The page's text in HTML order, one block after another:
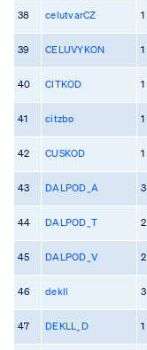
38 celutvarCZ 1
39 CELUVYKON 1
40 CITKOD 1
41 citzbo 1
42 CUSKOD 1
43 DALPOD_A 3
44 DALPOD_T 2
45 DALPOD_V 2
46 dekll 3
47 DEKLL_D 1